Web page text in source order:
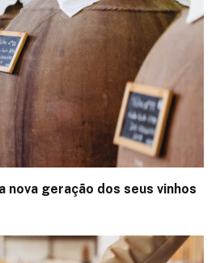
nova geração dos seus vinhos